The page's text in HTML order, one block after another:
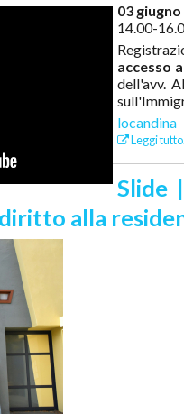
03
14.00-
accesso
dell'avv.
locandina
Leggi
Slide
alla